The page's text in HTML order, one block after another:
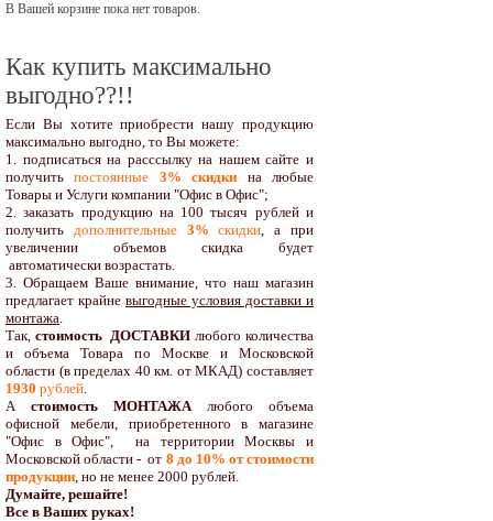
В Вашей корзине пока нет товаров.
Как купить максимально
выгодно??!!
Если Вы хотите приобрести нашу продукцию
максимально выгодно, то Вы можете:
1. подписаться на расссылку на нашем сайте и
получитьпостоянные 3% скидки на любые
Товары и Услуги компании "Офис в Офис";
2. заказать продукцию на 100 тысяч рублей и
получить дополнительные3% скидки, а при
увеличении объемов скидка будет
автоматически возрастать.
3. Обращаем Ваше внимание, что наш магазин
предлагает крайне выгодные условия доставки и
монтажа.
Так, стоимость ДОСТАВКИлюбого количества
и объема Товара по Москве и Московской
области (в пределах 40 км. от МКАД) составляет
1930 рублей.
А стоимость МОНТАЖАлюбого объема
офисной мебели, приобретенного в магазине
"Офис в Офис", на территории Москвы и
Московской области - от 8 до 10% от стоимости
продукции, но не менее 2000 рублей.
Думайте, решайте!
Все в Ваших руках!